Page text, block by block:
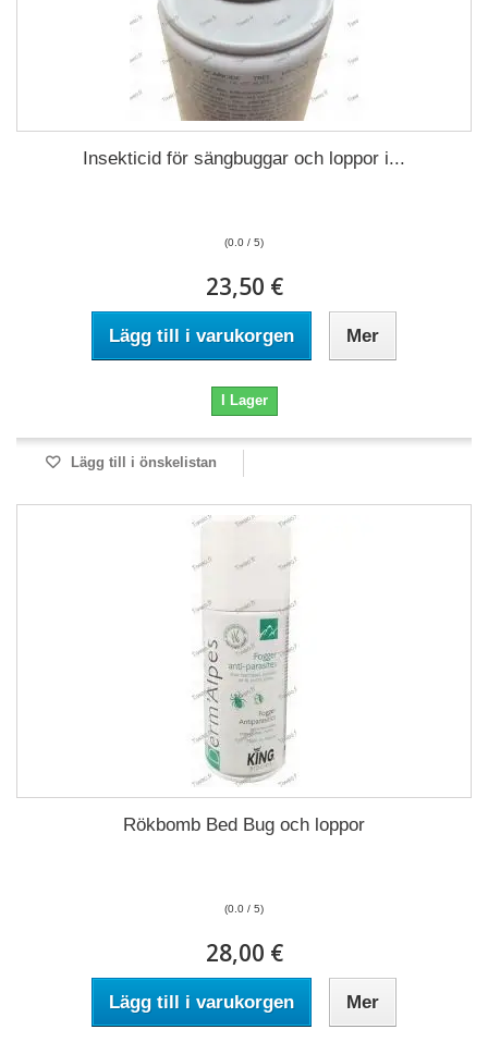
Insekticid för sängbuggar och loppor i...
(0.0 / 5)
23,50 €
Lägg till i varukorgen Mer
I Lager
Lägg till i önskelistan
Rökbomb Bed Bug och loppor
(0.0 / 5)
28,00 €
Lägg till i varukorgen Mer